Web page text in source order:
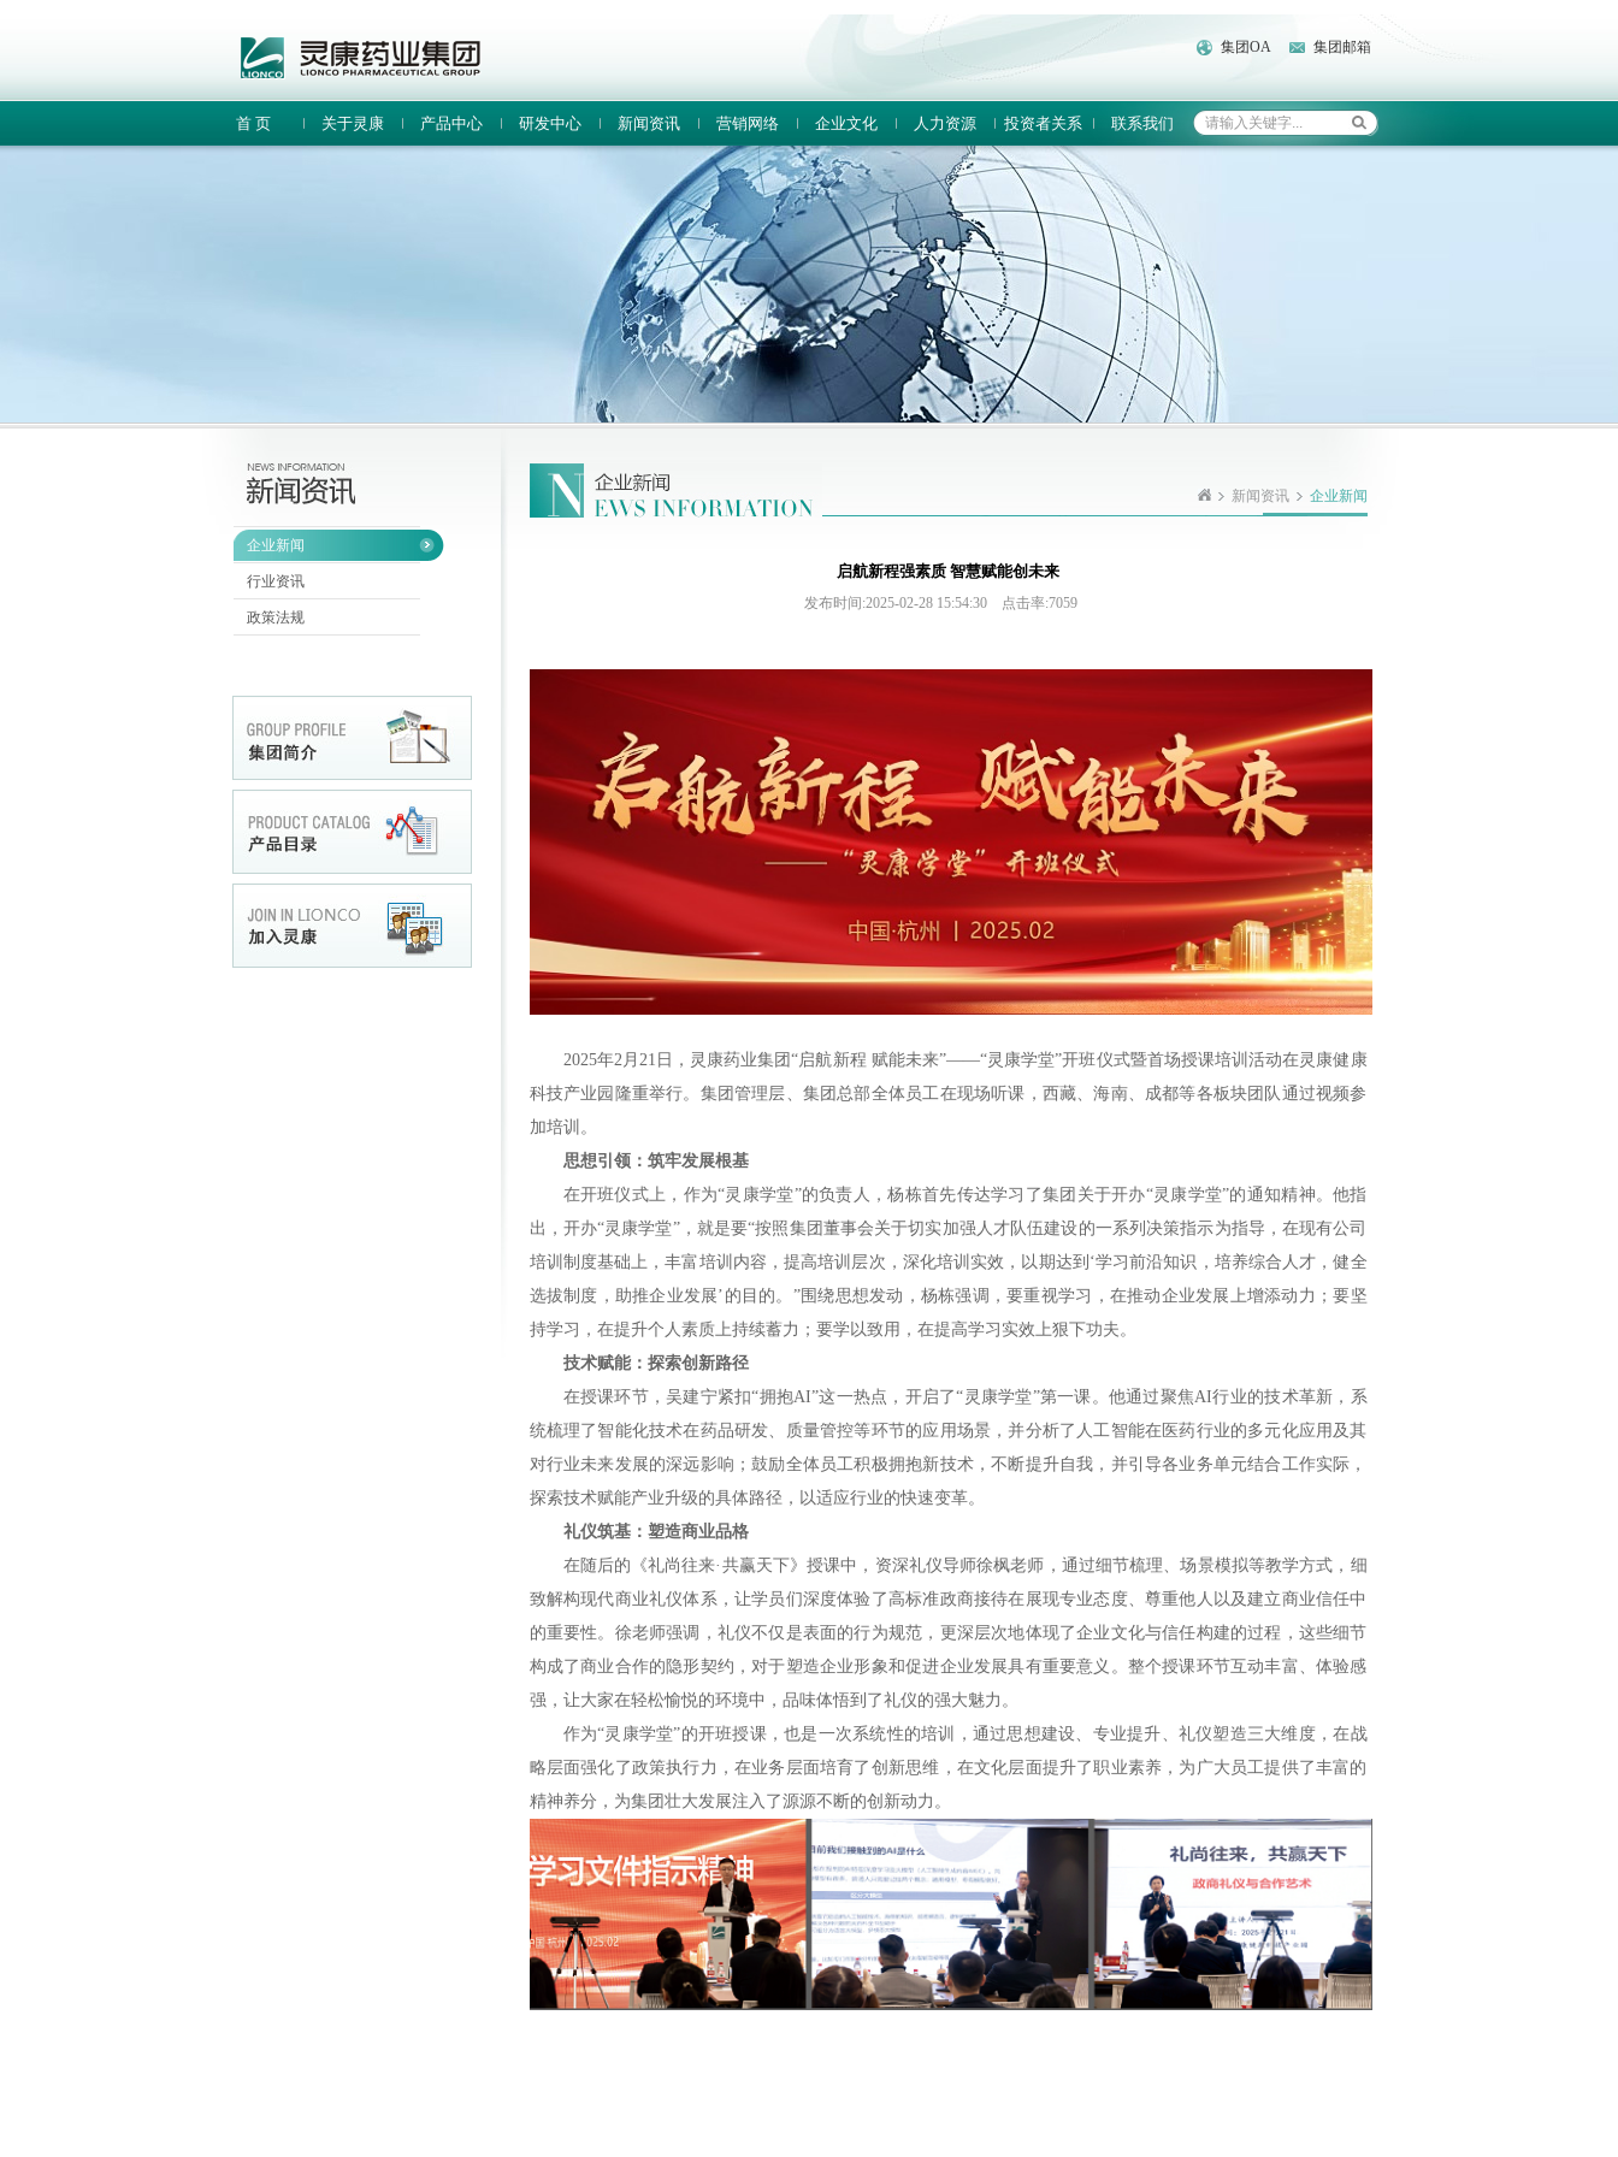
集团OA 集团邮箱
首 页 关于灵康 产品中心 研发中心 新闻资讯 营销网络 企业文化 人力资源 投资者关系 联系我们
企业新闻
行业资讯
政策法规
新闻资讯 企业新闻
启航新程强素质 智慧赋能创未来
发布时间:2025-02-28 15:54:30 点击率:7059
2025年2月 21 日，灵康药业集团“启航新程 赋能未来”——“灵康学堂”开班仪式暨首场授课培训活动在灵康健康
科技产业园隆重举行。集团管理层、集团总部全体员工在现场听课，西藏、海南、成都等各板块团队通过视频参
加培训。
思想引领：筑牢发展根基
在开班仪式上，作为“灵康学堂”的负责人，杨栋首先传达学习了集团关于开办“灵康学堂”的通知精神。他指
出，开办“灵康学堂”，就是要“按照集团董事会关于切实加强人才队伍建设的一系列决策指示为指导，在现有公司
培训制度基础上，丰富培训内容，提高培训层次，深化培训实效，以期达到‘学习前沿知识，培养综合人才，健全
选拔制度，助推企业发展’的目的。”围绕思想发动，杨栋强调，要重视学习，在推动企业发展上增添动力；要坚
持学习，在提升个人素质上持续蓄力；要学以致用，在提高学习实效上狠下功夫。
技术赋能：探索创新路径
在授课环节，吴建宁紧扣“拥抱AI”这一热点，开启了“灵康学堂”第一课。他通过聚焦AI行业的技术革新，系
统梳理了智能化技术在药品研发、质量管控等环节的应用场景，并分析了人工智能在医药行业的多元化应用及其
对行业未来发展的深远影响；鼓励全体员工积极拥抱新技术，不断提升自我，并引导各业务单元结合工作实际，
探索技术赋能产业升级的具体路径，以适应行业的快速变革。
礼仪筑基：塑造商业品格
在随后的《礼尚往来·共赢天下》授课中，资深礼仪导师徐枫老师，通过细节梳理、场景模拟等教学方式，细
致解构现代商业礼仪体系，让学员们深度体验了高标准政商接待在展现专业态度、尊重他人以及建立商业信任中
的重要性。徐老师强调，礼仪不仅是表面的行为规范，更深层次地体现了企业文化与信任构建的过程，这些细节
构成了商业合作的隐形契约，对于塑造企业形象和促进企业发展具有重要意义。整个授课环节互动丰富、体验感
强，让大家在轻松愉悦的环境中，品味体悟到了礼仪的强大魅力。
作为“灵康学堂”的开班授课，也是一次系统性的培训，通过思想建设、专业提升、礼仪塑造三大维度，在战
略层面强化了政策执行力，在业务层面培育了创新思维，在文化层面提升了职业素养，为广大员工提供了丰富的
精神养分，为集团壮大发展注入了源源不断的创新动力。